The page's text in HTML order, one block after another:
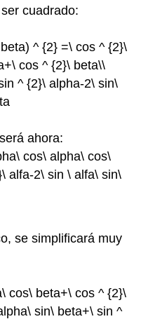
cuadrado:
^ {2} =\ cos ^ {2}\
cos ^ {2}\ beta\\
^ {2}\ alpha-2\ sin\
ahora:
cos\ alpha\ cos\
alfa-2\ sin \ alfa\ sin\
se simplificará muy
cos\ beta+\ cos ^ {2}\
sin\ beta+\ sin ^